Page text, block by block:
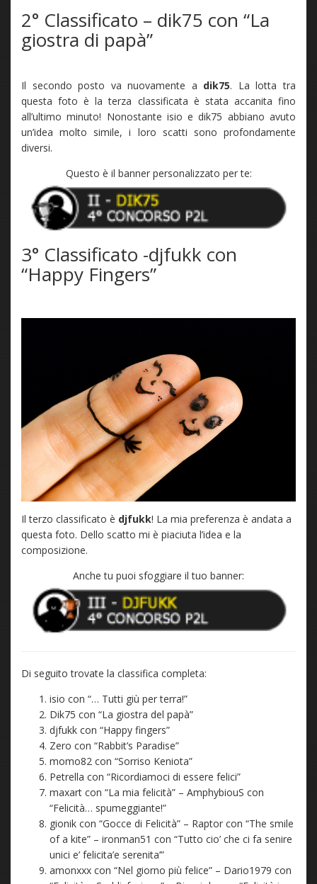
2° Classificato – dik75 con “La
giostra di papà”
Il secondo posto va nuovamente a dik75. La lotta tra
questa foto è la terza classificata è stata accanita fino
all’ultimo minuto! Nonostante isio e dik75 abbiano avuto
un’idea molto simile, i loro scatti sono profondamente
diversi.
Questo è il banner personalizzato per te:
3° Classificato -djfukk con
“Happy Fingers”
Il terzo classificato è djfukk! La mia preferenza è andata a
questa foto. Dello scatto mi è piaciuta l’idea e la
composizione.
Anche tu puoi sfoggiare il tuo banner:
Di seguito trovate la classifica completa:
isio con “… Tutti giù per terra!”
Dik75 con “La giostra del papà”
djfukk con “Happy fingers”
Zero con “Rabbit’s Paradise”
momo82 con “Sorriso Keniota”
Petrella con “Ricordiamoci di essere felici”
maxart con “La mia felicità” – AmphybiouS con
“Felicità… spumeggiante!”
gionik con “Gocce di Felicità” – Raptor con “The smile
of a kite” – ironman51 con “Tutto cio’ che ci fa senire
unici e’ felicita’e serenita’”
amonxxx con “Nel giorno più felice” – Dario1979 con